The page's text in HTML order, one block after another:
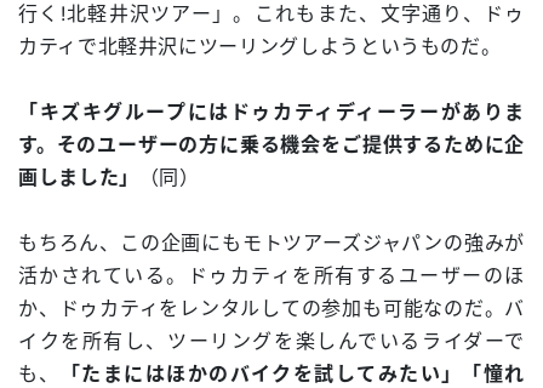
行く!北軽井沢ツアー」。これもまた、文字通り、ドゥ
カティで北軽井沢にツーリングしようというものだ。
「キズキグループにはドゥカティディーラーがありま
す。そのユーザーの方に乗る機会をご提供するために企
画しました」
（同）
もちろん、この企画にもモトツアーズジャパンの強みが
活かされている。ドゥカティを所有するユーザーのほ
か、ドゥカティをレンタルしての参加も可能なのだ。バ
イクを所有し、ツーリングを楽しんでいるライダーで
も、
「たまにはほかのバイクを試してみたい」「憧れ